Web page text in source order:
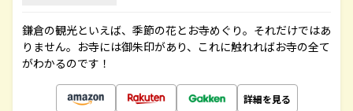
鎌倉の観光といえば、季節の花とお寺めぐり。それだけではあ
りません。お寺には御朱印があり、これに触れればお寺の全て
がわかるのです！
詳細を見る